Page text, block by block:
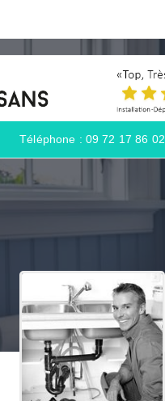
Téléphone : 09 72 17 86 02